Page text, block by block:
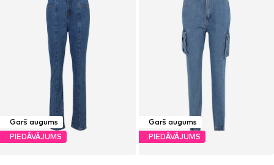
Garš augums
PIEDĀVĀJUMS
Garš augums
PIEDĀVĀJUMS